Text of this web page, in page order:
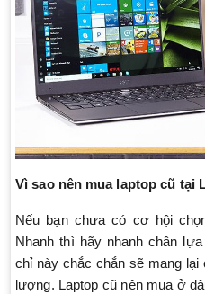
Vì sao nên mua laptop cũ tại
Nếu bạn chưa có cơ hội
Nhanh thì hãy nhanh chân
chỉ này chắc chắn sẽ mang
lượng. Laptop cũ nên mua ở